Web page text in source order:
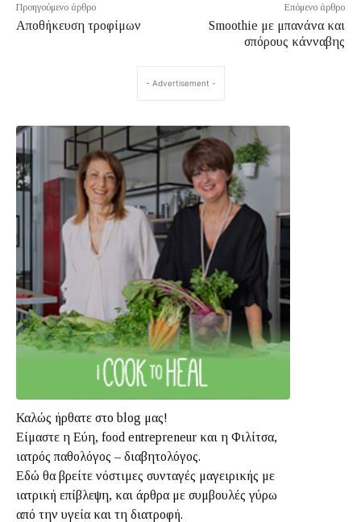
Προηγούμενο άρθρο
Αποθήκευση τροφίμων
Επόμενο άρθρο
Smoothie με μπανάνα και
σπόρους κάνναβης
- Advertisement -
Καλώς ήρθατε στο blog μας!
Είμαστε η Εύη, food entrepreneur και η Φιλίτσα,
ιατρός παθολόγος – διαβητολόγος.
Εδώ θα βρείτε νόστιμες συνταγές μαγειρικής με
ιατρική επίβλεψη, και άρθρα με συμβουλές γύρω
από την υγεία και τη διατροφή.